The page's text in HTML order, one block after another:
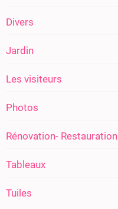
Divers
Jardin
Les visiteurs
Photos
Rénovation- Restauration
Tableaux
Tuiles